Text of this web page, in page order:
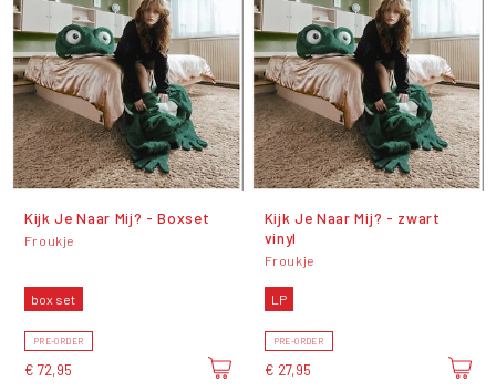
Kijk Je Naar Mij? - Boxset
Froukje
box set
PRE-ORDER
€ 72,95
Kijk Je Naar Mij? - zwart
vinyl
Froukje
LP
PRE-ORDER
€ 27,95